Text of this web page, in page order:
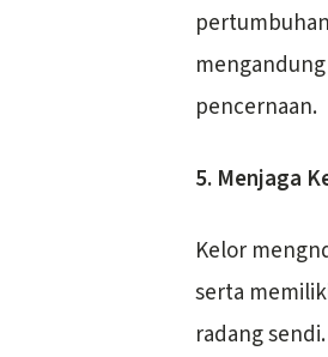
pencernaan.
5. Menjaga
Kelor
serta
radang sendi.